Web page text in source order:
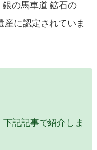
の馬車道 鉱石の
産に認定されていま
記記事で紹介しま